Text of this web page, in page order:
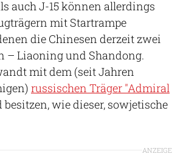
auch J-15 können allerdings
mit Startrampe
die Chinesen derzeit zwei
– Liaoning und Shandong.
mit dem (seit Jahren
russischen Träger "Admiral
besitzen, wie dieser, sowjetische
ANZEIGE